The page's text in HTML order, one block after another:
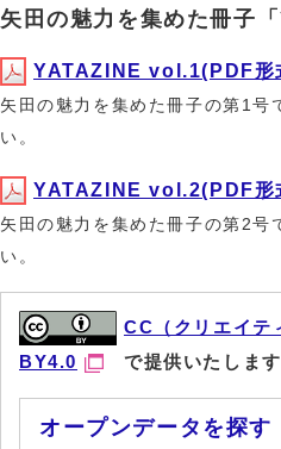
矢田の魅力を集めた冊子
YATAZINE vol.1(PDF形
矢田の魅力を集めた冊子の第1号
い。
YATAZINE vol.2(PDF形
矢田の魅力を集めた冊子の第2号
い。
CC（クリエイテ
BY4.0
で提供いたします
オープンデータを探す